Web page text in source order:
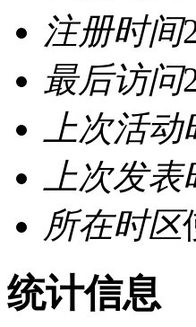
注册时间
最后访问
上次活
上次发
所在时区
统计信息